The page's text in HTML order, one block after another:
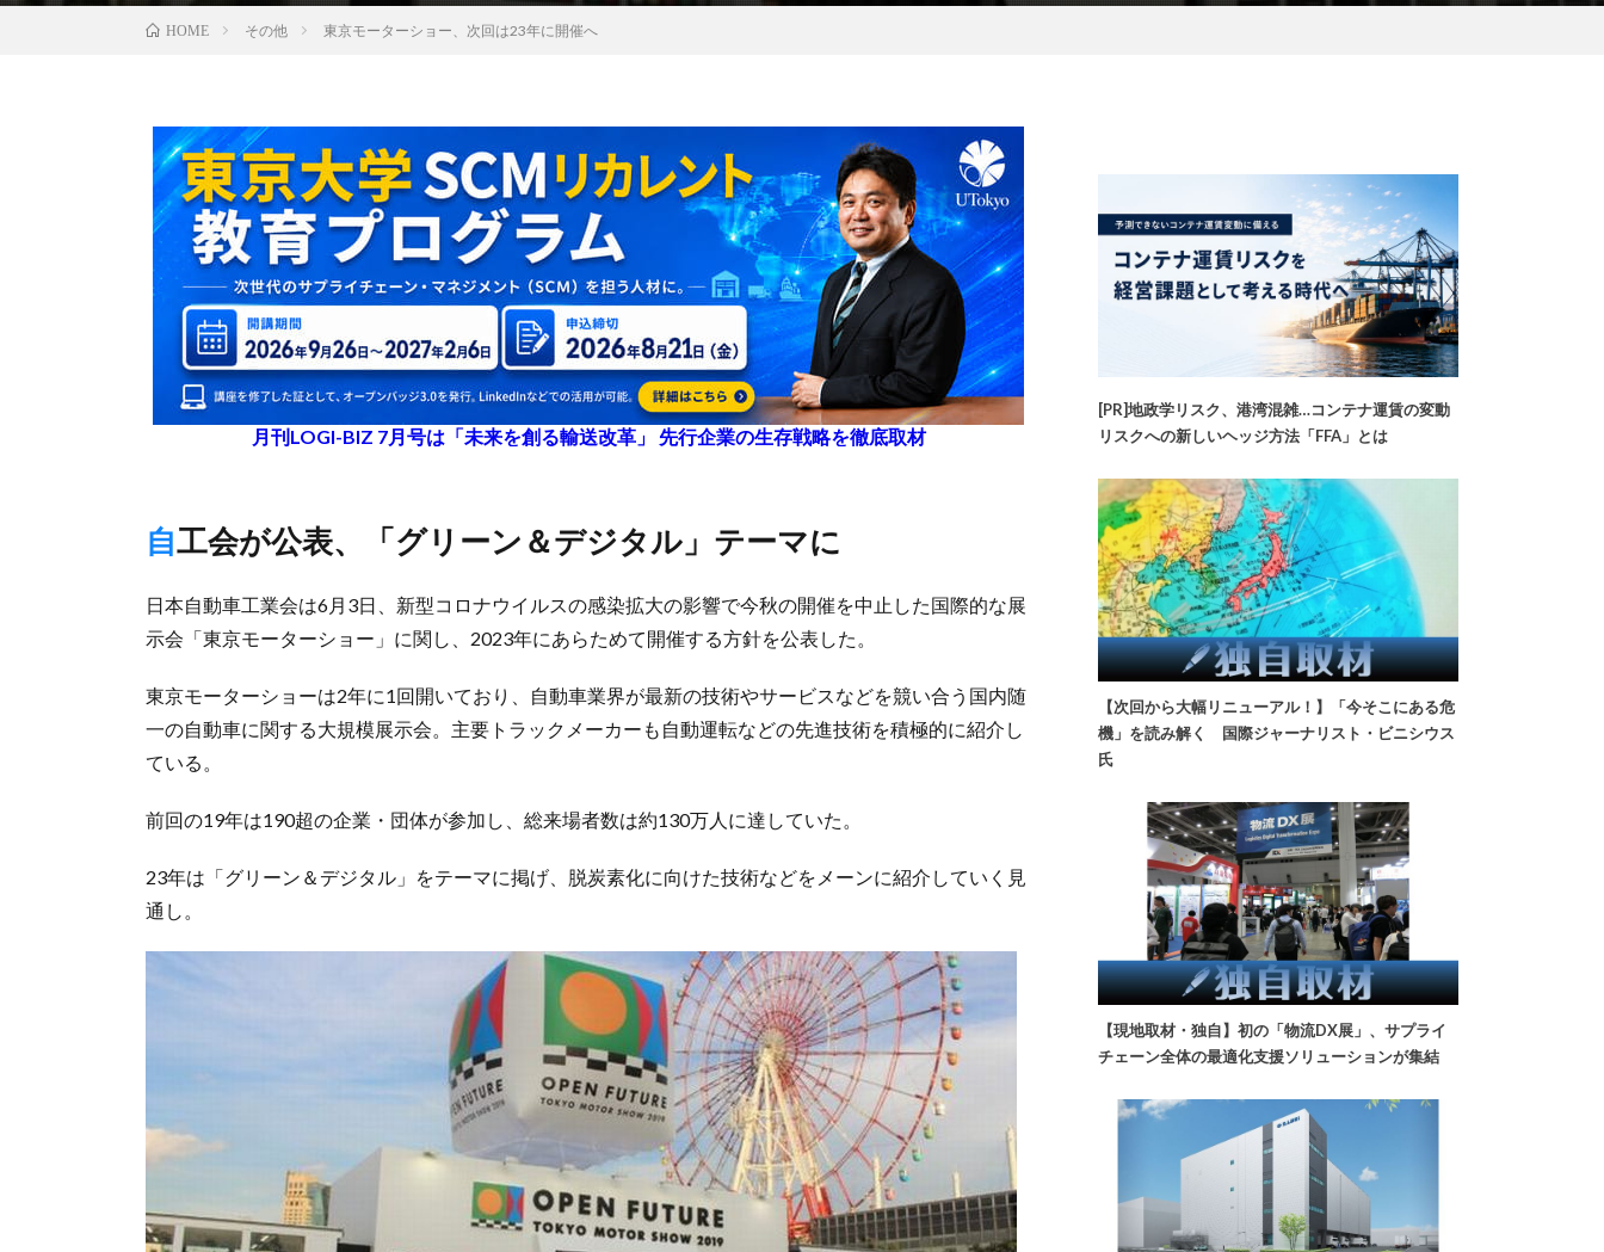
HOME その他 東京モーターショー、次回は23年に開催へ
月刊LOGI-BIZ 7月号は「未来を創る輸送改革」 先行企業の生存戦略を徹底取材
自工会が公表、「グリーン＆デジタル」テーマに
日本自動車工業会は6月3日、新型コロナウイルスの感染拡大の影響で今秋の開催を中止した国際的な展
示会「東京モーターショー」に関し、2023年にあらためて開催する方針を公表した。
東京モーターショーは2年に1回開いており、自動車業界が最新の技術やサービスなどを競い合う国内随
一の自動車に関する大規模展示会。主要トラックメーカーも自動運転などの先進技術を積極的に紹介し
ている。
前回の19年は190超の企業・団体が参加し、総来場者数は約130万人に達していた。
23年は「グリーン＆デジタル」をテーマに掲げ、脱炭素化に向けた技術などをメーンに紹介していく見
通し。
[PR]地政学リスク、港湾混雑…コンテナ運賃の変動
リスクへの新しいヘッジ方法「FFA」とは
【次回から大幅リニューアル！】「今そこにある危
機」を読み解く 国際ジャーナリスト・ビニシウス
氏
【現地取材・独自】初の「物流DX展」、サプライ
チェーン全体の最適化支援ソリューションが集結